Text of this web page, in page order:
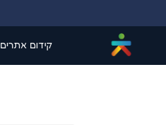
קידום אתרים